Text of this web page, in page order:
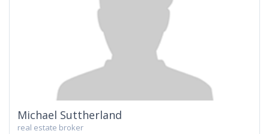
Michael Suttherland
real estate broker